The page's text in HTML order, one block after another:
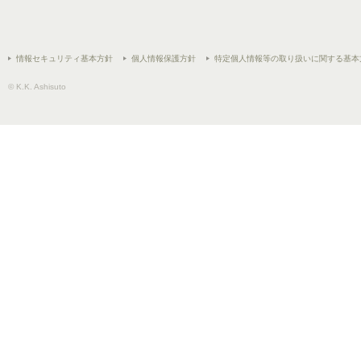
情報セキュリティ基本方針 個人情報保護方針 特定個人情報等の取り扱いに関する基本
© K.K. Ashisuto